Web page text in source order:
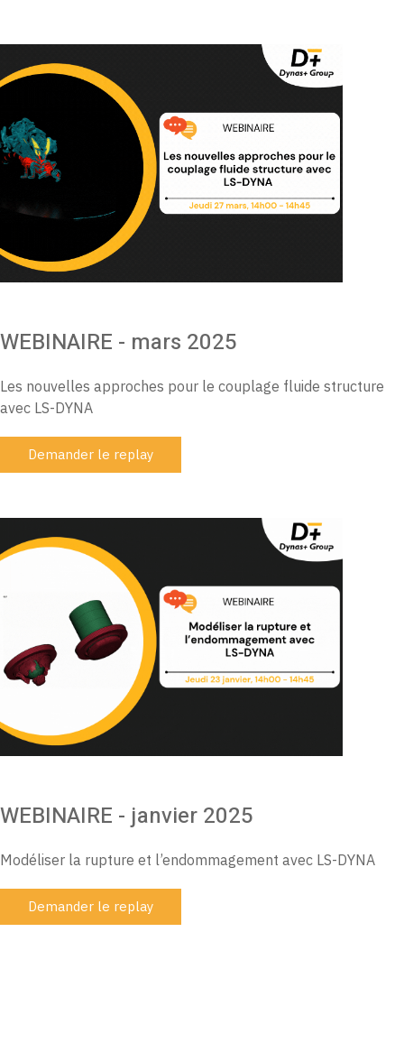
WEBINAIRE - mars 2025
Les nouvelles approches pour le couplage fluide structure
avec LS-DYNA
Demander le replay
WEBINAIRE - janvier 2025
Modéliser la rupture et l’endommagement avec LS-DYNA
Demander le replay